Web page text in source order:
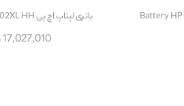
باتری لپتاپ اچ پی Battery HP BP02XL HH
17,027,010 ریال